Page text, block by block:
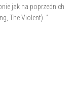
jak na poprzednich
The Violent). ”